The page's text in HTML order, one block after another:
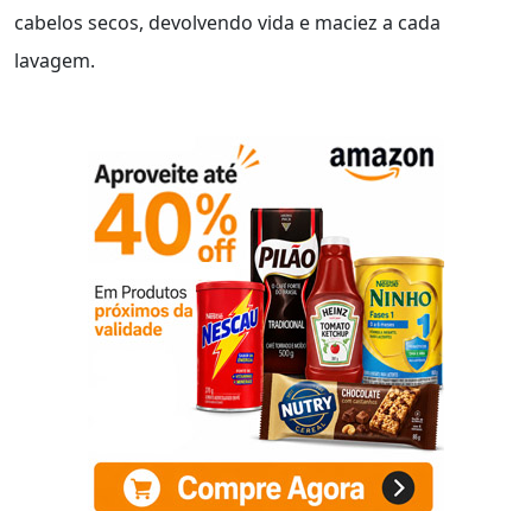
cabelos secos, devolvendo vida e maciez a cada
lavagem.